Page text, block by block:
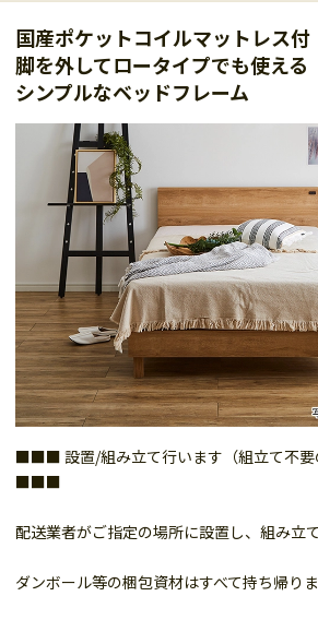
国産ポケットコイルマットレス付
脚を外してロータイプでも使える
シンプルなベッドフレーム
■■■ 設置/組み立て行います（組立て不要
■■■
配送業者がご指定の場所に設置し、組み立
ダンボール等の梱包資材はすべて持ち帰りま